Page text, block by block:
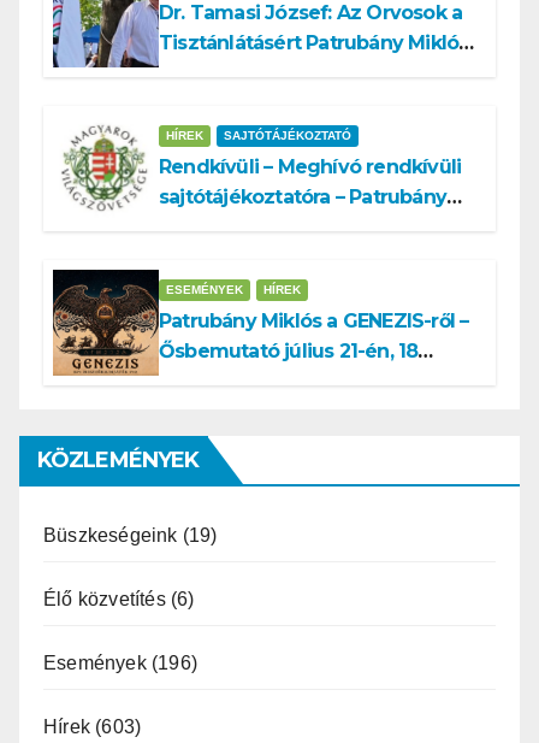
Dr. Tamasi József: Az Orvosok a
Tisztánlátásért Patrubány Miklóst
HÍREK SAJTÓTÁJÉKOZTATÓ
Rendkívüli – Meghívó rendkívüli
sajtótájékoztatóra – Patrubány
támadás
ESEMÉNYEK HÍREK
Patrubány Miklós a GENEZIS-ről –
Ősbemutató július 21-én, 18
KÖZLEMÉNYEK
Büszkeségeink (19)
Élő közvetítés(6)
Események(196)
Hírek (603)